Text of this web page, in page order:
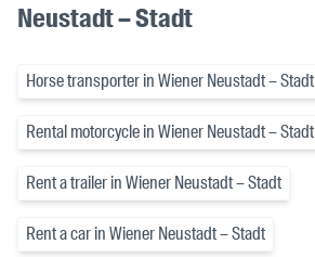
Neustadt – Stadt
Horse transporter in Wiener Neustadt – Stadt
Rental motorcycle in Wiener Neustadt – Stadt
Rent a trailer in Wiener Neustadt – Stadt
Rent a car in Wiener Neustadt – Stadt